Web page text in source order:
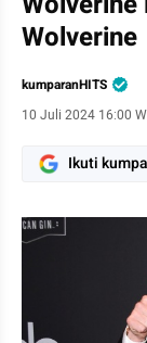
Wolverine
kumparanHITS
10 Juli 2024 16:00
Ikuti